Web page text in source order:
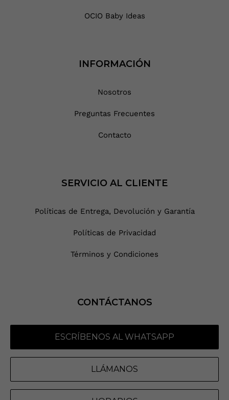
OCIO Baby Ideas
INFORMACIÓN
Nosotros
Preguntas Frecuentes
Contacto
SERVICIO AL CLIENTE
Políticas de Entrega, Devolución y Garantía
Políticas de Privacidad
Términos y Condiciones
CONTÁCTANOS
ESCRÍBENOS AL WHATSAPP
LLÁMANOS